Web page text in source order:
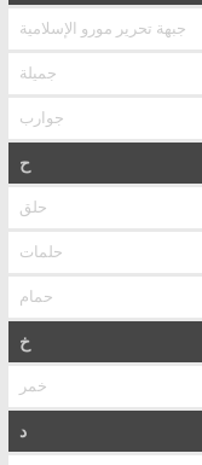
جبهة تحرير مورو الإسلامية
جميلة
جوارب
ح
حلق
حلمات
حمام
خ
خمر
د